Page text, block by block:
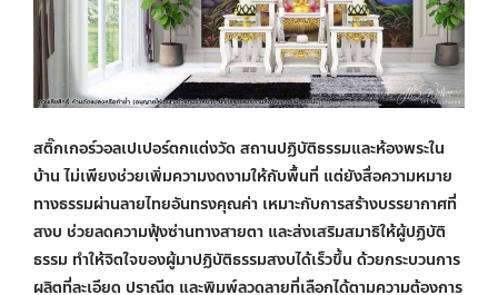
สติ๊กเกอร์วอลเปเปอร์ตกแต่งวัด สถานปฏิบัติธรรมและห้องพระใน
บ้านไม่เพียงช่วยเพิ่มความงดงามให้กับพื้นที่ แต่ยังสื่อความหมาย
ทางธรรมผ่านลายไทยอันทรงคุณค่า เหมาะกับการสร้างบรรยากาศที่
สงบ ช่วยลดความฟุ้งซ่านทางสายตา และส่งเสริมสมาธิให้ผู้ปฏิบัติ
ธรรม ทำให้จิตใจของผู้มาปฏิบัติธรรมสงบได้เร็วขึ้น ด้วยกระบวนการ
ผลิตที่ละเอียด ปราณีต และพิมพ์ลวดลายที่เลือกได้ตามความต้องการ